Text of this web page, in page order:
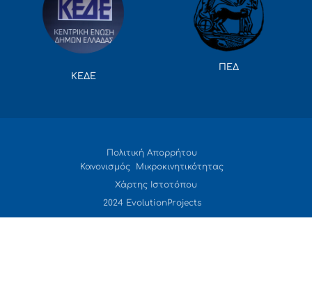
ΚΕΔΕ
ΠΕΔ
Πολιτική Απορρήτου
Κανονισμός Μικροκινητικότητας
Χάρτης Ιστοτόπου
2024 EvolutionProjects